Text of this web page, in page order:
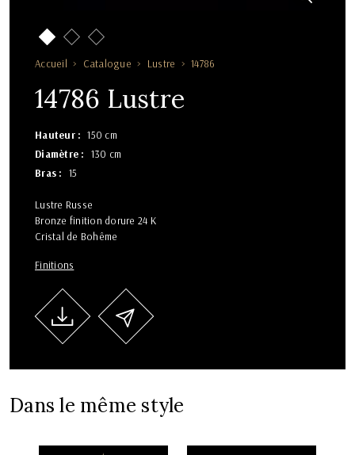
Accueil Catalogue Lustre 14786
14786 Lustre
Hauteur
150 cm
Diamètre
130 cm
Bras
15
Lustre Russe
Bronze finition dorure 24 K
Cristal de Bohême
Finitions
Dans le même style